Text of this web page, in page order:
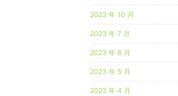
2023 年 10 月
2023 年 7 月
2023 年 6 月
2023 年 5 月
2023 年 4 月